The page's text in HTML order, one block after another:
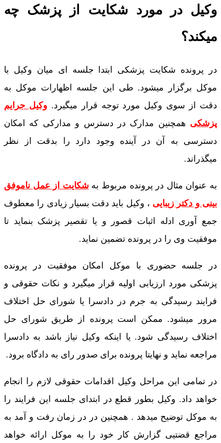
وکیل در مورد شکایت از پزشک چه
میکند؟
در پرونده شکایت پزشکی ابتدا جلسه ای میان وکیل با
موکل برگزار میشود. طی این جلسه اظهارات موکل به
دقت از سوی وکیل مورد توجه قرار میگیرد. وکیل جرایم
پزشکی همچنین مدارک در دسترس و مدارکی که امکان
دسترسی به آن در آینده وجود دارد را بدقت از نظر
میگذراند.
به عنوان مثال در پرونده مربوط بهشکایت از عمل ناموفق
بینی و دکتر زیبایی ، وکیل باید دقت بسیار زیادی را معطوف
جمع آوری ادله اثبات قصور و یا تقصیر پزشک بنماید تا
موفقیت وی را در پرونده تضمین نماید.
در جلسه حضوری با موکل امکان موفقیت در پرونده
پزشکی مورد ارزیابی اولیه قرار میگیرد و نکات حقوقی و
فرایند رسیدگی به جرم در دادسرا یا شورای حل اختلاف
مرور میشود. ممکن است پرونده از طریق شورای حل
اختلاف رسیدگی شود. یا اینکه وکیل نیاز باشد به دادسرا
مراجعه نماید و نهایتا پرونده برای صدور رای به دادگاه برود.
در تمامی این مراحل وکیل اقدامات حقوقی لازم را انجام
خواهد داد. وکیل بطور قطع در ابتدای جلسه این فرایند را
به موکل توضیح میدهد . همچنین در در زمان رفت و آمد به
مراجع قضتیی گزارش کار خود را به موکل ارائه خواهد